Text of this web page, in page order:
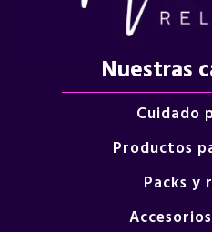
Nuestras
Cuidado
Productos
Packs y